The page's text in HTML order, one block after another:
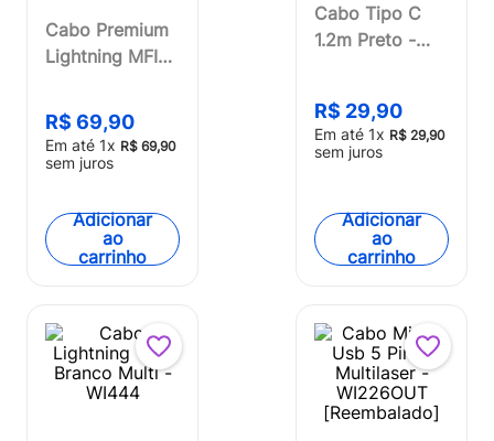
Cabo Premium
Lightning MFI
WI448
R$ 69,90
Em até 1x R$ 69,90
sem juros
Adicionar
ao
carrinho
Cabo Tipo C
1.2m Preto -
R$ 29,90
Em até 1x R$ 29,90
sem juros
Adicionar
ao
carrinho